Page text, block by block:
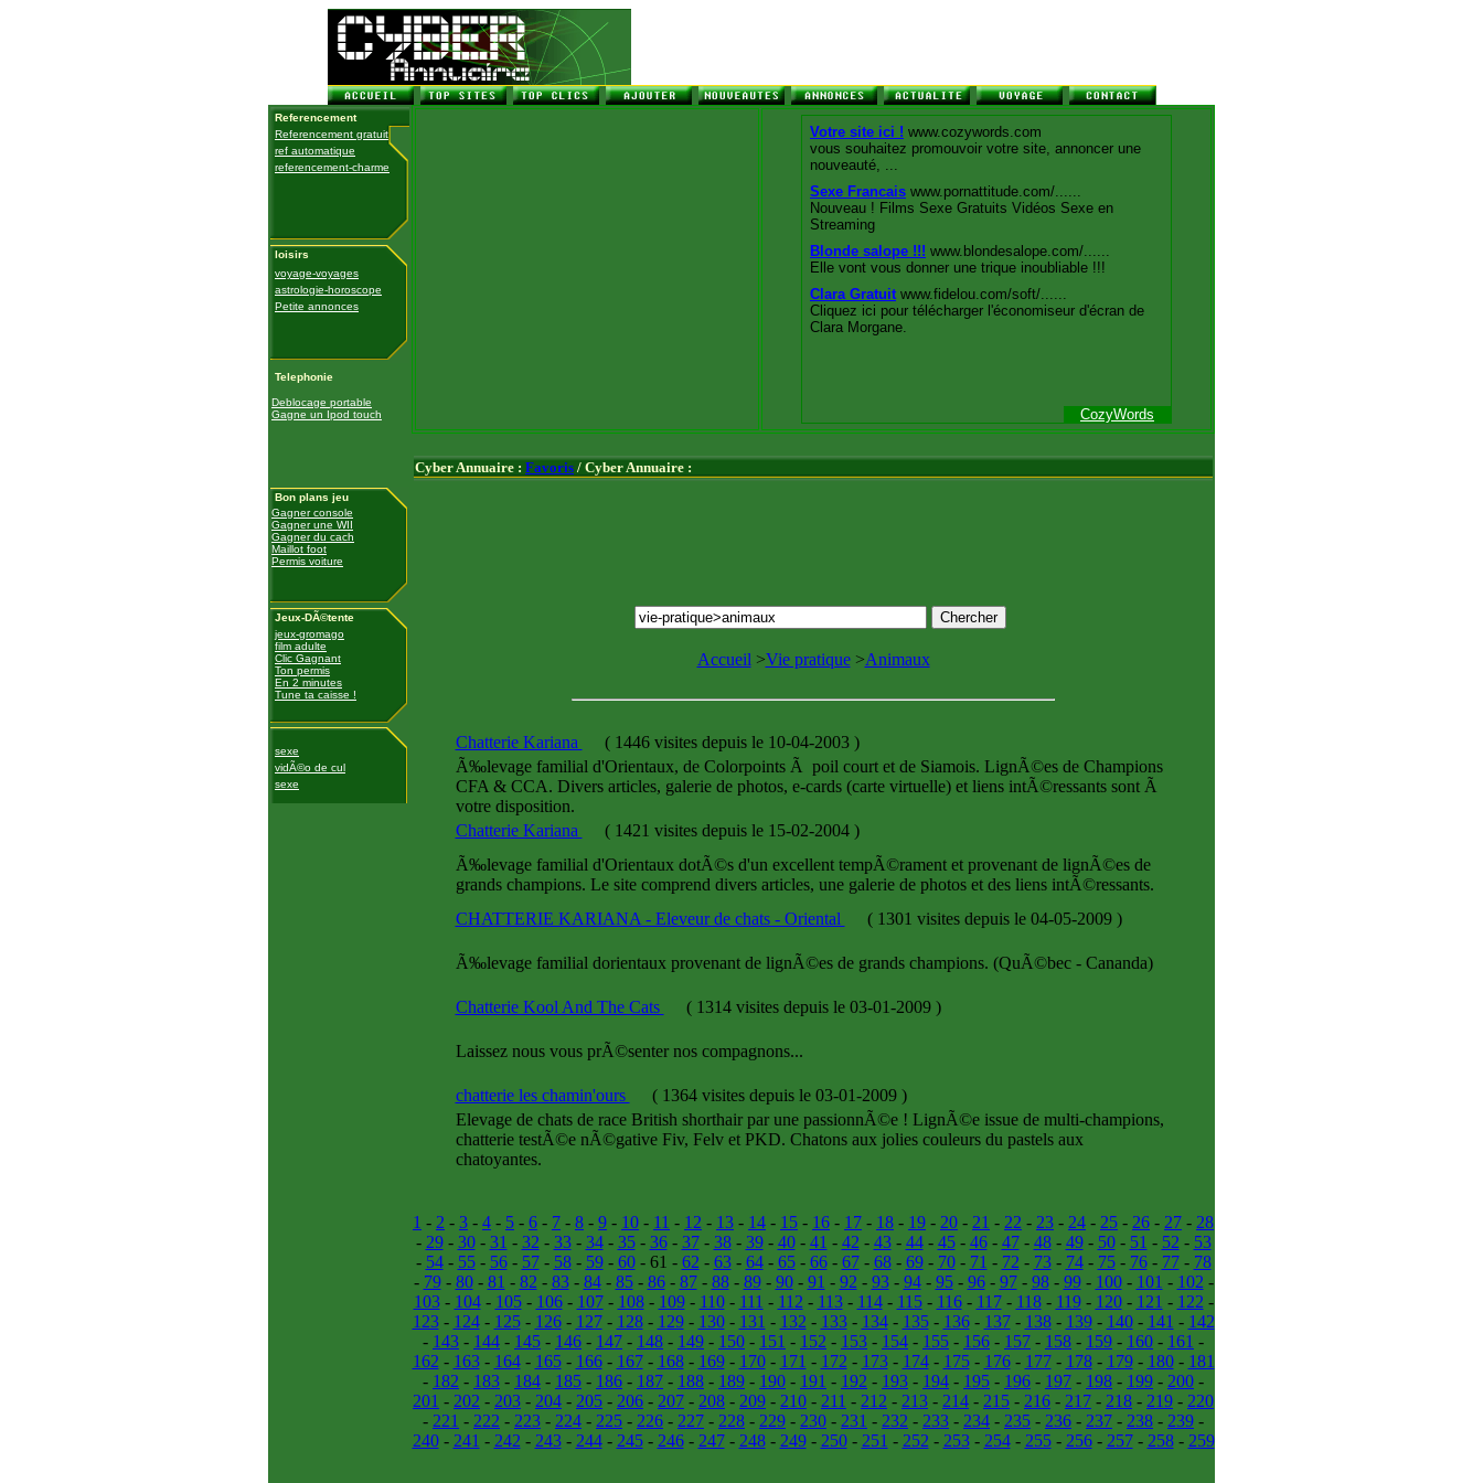
Referencement
Referencement gratuit
ref automatique
referencement-charme
loisirs
voyage-voyages
astrologie-horoscope
Petite annonces
Telephonie
Deblocage portable
Gagne un Ipod touch
Bon plans jeu
Gagner console
Gagner une WII
Gagner du cach
Maillot foot
Permis voiture
Jeux-DÃ©tente
jeux-gromago
film adulte
Clic Gagnant
Ton permis
En 2 minutes
Tune ta caisse !
sexe
vidÃ©o de cul
sexe
Cyber Annuaire : Favoris / Cyber Annuaire :
Accueil >Vie pratique>Animaux
Chatterie Kariana (1446 visites depuis le 10-04-2003 )
Ã‰levage familial d'Orientaux, de Colorpoints Ã poil court et de Siamois. LignÃ©es de Champions
CFA & CCA. Divers articles, galerie de photos, e-cards (carte virtuelle) et liens intÃ©ressants sont Ã
votre disposition.
Chatterie Kariana
(1421 visites depuis le 15-02-2004 )
Ã‰levage familial d'Orientaux dotÃ©s d'un excellent tempÃ©rament et provenant de lignÃ©es de
grands champions. Le site comprend divers articles, une galerie de photos et des liens intÃ©ressants.
CHATTERIE KARIANA - Eleveur de chats - Oriental
(1301 visites depuis le 04-05-2009 )
Ã‰levage familial dorientaux provenant de lignÃ©es de grands champions. (QuÃ©bec - Cananda)
Chatterie Kool And The Cats (1314 visites depuis le 03-01-2009 )
Laissez nous vous prÃ©senter nos compagnons...
chatterie les chamin'ours (1364 visites depuis le 03-01-2009 )
Elevage de chats de race British shorthair par une passionnÃ©e ! LignÃ©e issue de multi-champions,
chatterie testÃ©e nÃ©gative Fiv, Felv et PKD. Chatons aux jolies couleurs du pastels aux
chatoyantes.
1 - 2 - 3 - 4 - 5 - 6 - 7 - 8 - 9 - 10 - 11 - 12 - 13 - 14 - 15 - 16 - 17 - 18 - 19 - 20 - 21 - 22 - 23 - 24 - 25 - 26 - 27 - 28
- 29- 30- 31 - 32 - 33- 34- 35- 36- 37- 38- 39- 40- 41 - 42 - 43- 44- 45- 46- 47- 48- 49- 50- 51 - 52 - 53
- 54- 55- 56- 57- 58- 59- 60- 61 - 62 - 63- 64- 65- 66- 67- 68- 69- 70- 71 - 72 - 73- 74- 75- 76- 77- 78
- 79- 80- 81 - 82 - 83- 84- 85- 86- 87- 88- 89- 90- 91 - 92 - 93- 94- 95- 96- 97- 98- 99- 100- 101 - 102 -
103- 104- 105- 106- 107- 108- 109- 110- 111 - 112 - 113- 114- 115- 116- 117- 118- 119- 120- 121 - 122 -
123- 124- 125- 126- 127- 128- 129- 130- 131 - 132 - 133- 134- 135- 136- 137- 138- 139- 140- 141 - 142
- 143 - 144 - 145 - 146 - 147 - 148 - 149 - 150 - 151 - 152 - 153 - 154 - 155 - 156 - 157 - 158 - 159 - 160 - 161 -
162 - 163- 164- 165- 166- 167- 168- 169- 170- 171 - 172 - 173- 174- 175- 176- 177- 178- 179- 180- 181
- 182 - 183 - 184 - 185 - 186 - 187 - 188 - 189 - 190 - 191 - 192 - 193 - 194 - 195 - 196 - 197 - 198 - 199 - 200 -
201 - 202 - 203 - 204 - 205 - 206 - 207 - 208 - 209 - 210 - 211 - 212 - 213 - 214 - 215 - 216 - 217 - 218 - 219 - 220
- 221 - 222 - 223 - 224 - 225 - 226 - 227 - 228 - 229 - 230 - 231 - 232 - 233 - 234 - 235 - 236 - 237 - 238 - 239 -
240- 241 - 242 - 243- 244- 245- 246- 247- 248- 249- 250- 251 - 252 - 253- 254- 255- 256- 257- 258- 259